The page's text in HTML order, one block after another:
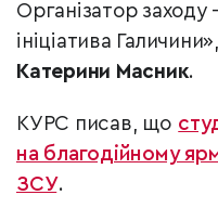
Організатор
ініціатива
Катерини Масник.
КУРС писав, що
на благодійному
ЗСУ.